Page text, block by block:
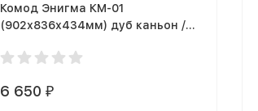
Комод Энигма КМ-01
(902х836х434мм) дуб каньон /
6 650₽